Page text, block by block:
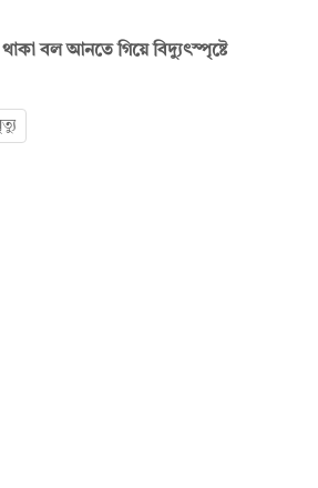
বল আনতে গিয়ে বিদ্যুৎস্পৃষ্টে